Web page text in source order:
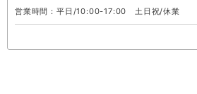
営業時間：平日/10:00-17:00 土日祝/休業